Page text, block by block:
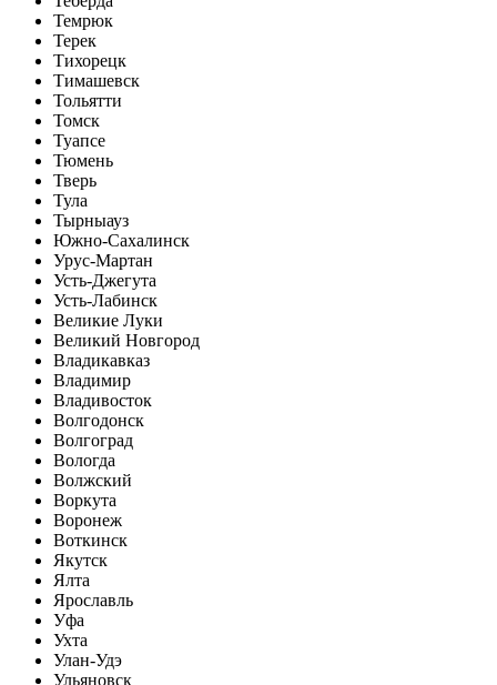
Темрюк
Терек
Тихорецк
Тимашевск
Тольятти
Томск
Туапсе
Тюмень
Тверь
Тула
Тырныауз
Южно-Сахалинск
Урус-Мартан
Усть-Джегута
Усть-Лабинск
Великие Луки
Великий Новгород
Владикавказ
Владимир
Владивосток
Волгодонск
Волгоград
Вологда
Волжский
Воркута
Воронеж
Воткинск
Якутск
Ялта
Ярославль
Уфа
Ухта
Улан-Удэ
Ульяновск